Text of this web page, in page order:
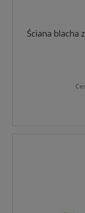
Ściana